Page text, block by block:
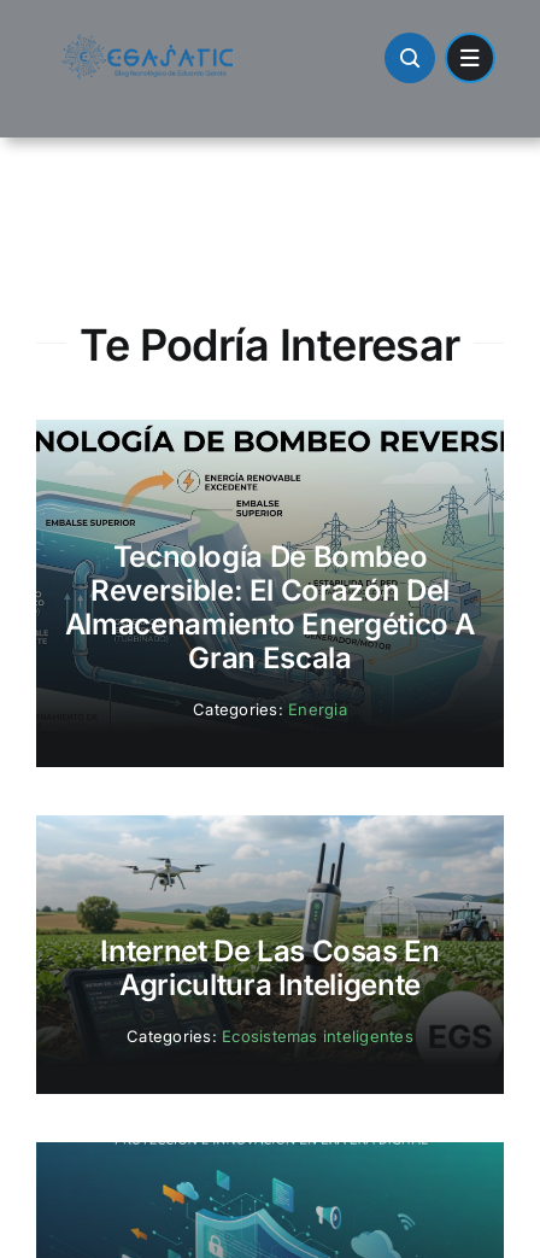
Te Podría Interesar
Tecnología De Bombeo
Reversible: El Corazón Del
Almacenamiento Energético A
Gran Escala
Categories: Energia
Internet De Las Cosas En
Agricultura Inteligente
Categories: Ecosistemas inteligentes